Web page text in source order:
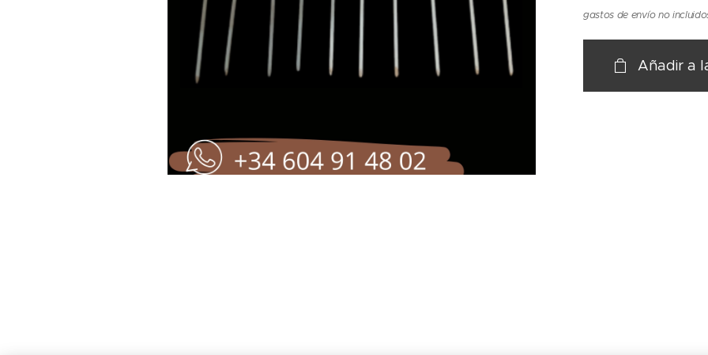
gastos de envío no
Añadir a